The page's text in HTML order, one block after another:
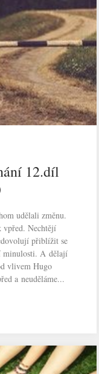
12.díl
udělali změnu.
vpřed. Nechtějí
přiblížit se
minulosti. A dělají
vlivem Hugo
a neuděláme...